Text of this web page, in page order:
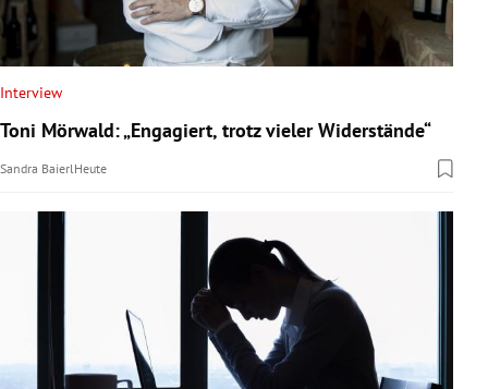
Interview
Toni Mörwald: „Engagiert, trotz vieler Widerstände“
Sandra BaierlHeute